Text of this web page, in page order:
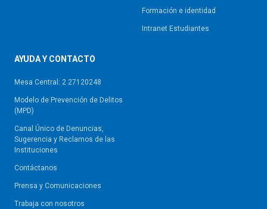
Formación e identidad
Intranet Estudiantes
AYUDA Y CONTACTO
Mesa Central: 2 27120248
Modelo de Prevención de Delitos
(MPD)
Canal Único de Denuncias,
Sugerencia y Reclamos de las
Instituciones
Contáctanos
Prensa y Comunicaciones
Trabaja con nosotros